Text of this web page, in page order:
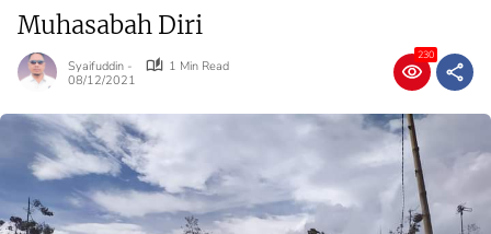
Muhasabah Diri
Syaifuddin -
1 Min Read
08/12/2021
230